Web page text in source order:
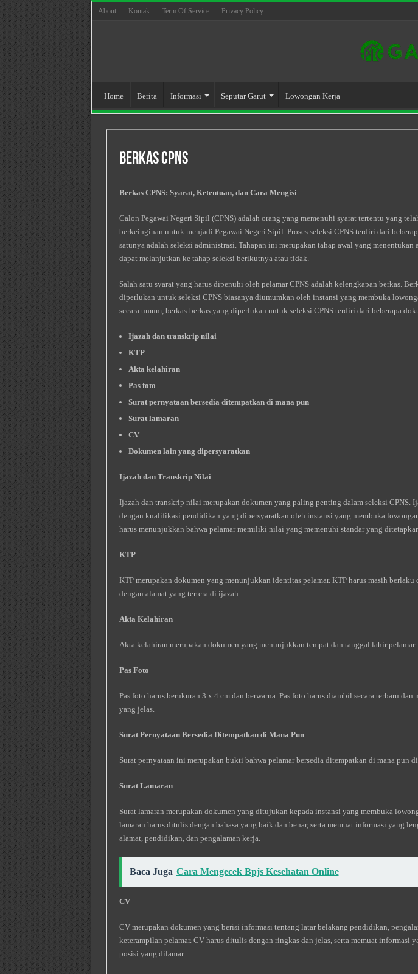
About Kontak Term Of Service Privacy Policy
Home Berita Informasi Seputar Garut Lowongan Kerja
Berkas Cpns
Berkas CPNS: Syarat, Ketentuan, dan Cara Mengisi
Calon Pegawai Negeri Sipil (CPNS) adalah orang yang memenuhi syarat tertentu yang
berkeinginan untuk menjadi Pegawai Negeri Sipil. Proses seleksi CPNS terdiri dari
satunya adalah seleksi administrasi. Tahapan ini merupakan tahap awal yang menentukan
dapat melanjutkan ke tahap seleksi berikutnya atau tidak.
Salah satu syarat yang harus dipenuhi oleh pelamar CPNS adalah kelengkapan berkas.
diperlukan untuk seleksi CPNS biasanya diumumkan oleh instansi yang membuka
secara umum, berkas-berkas yang diperlukan untuk seleksi CPNS terdiri dari beberapa
Ijazah dan transkrip nilai
KTP
Akta kelahiran
Pas foto
Surat pernyataan bersedia ditempatkan di mana pun
Surat lamaran
CV
Dokumen lain yang dipersyaratkan
Ijazah dan Transkrip Nilai
Ijazah dan transkrip nilai merupakan dokumen yang paling penting dalam seleksi CPNS.
dengan kualifikasi pendidikan yang dipersyaratkan oleh instansi yang membuka
harus menunjukkan bahwa pelamar memiliki nilai yang memenuhi standar yang
KTP
KTP merupakan dokumen yang menunjukkan identitas pelamar. KTP harus masih berlaku
dengan alamat yang tertera di ijazah.
Akta Kelahiran
Akta kelahiran merupakan dokumen yang menunjukkan tempat dan tanggal lahir pelamar.
Pas Foto
Pas foto harus berukuran 3 x 4 cm dan berwarna. Pas foto harus diambil secara terbaru
yang jelas.
Surat Pernyataan Bersedia Ditempatkan di Mana Pun
Surat pernyataan ini merupakan bukti bahwa pelamar bersedia ditempatkan di mana pun
Surat Lamaran
Surat lamaran merupakan dokumen yang ditujukan kepada instansi yang membuka
lamaran harus ditulis dengan bahasa yang baik dan benar, serta memuat informasi yang
alamat, pendidikan, dan pengalaman kerja.
Baca Juga Cara Mengecek Bpjs Kesehatan Online
CV
CV merupakan dokumen yang berisi informasi tentang latar belakang pendidikan,
keterampilan pelamar. CV harus ditulis dengan ringkas dan jelas, serta memuat informasi
posisi yang dilamar.